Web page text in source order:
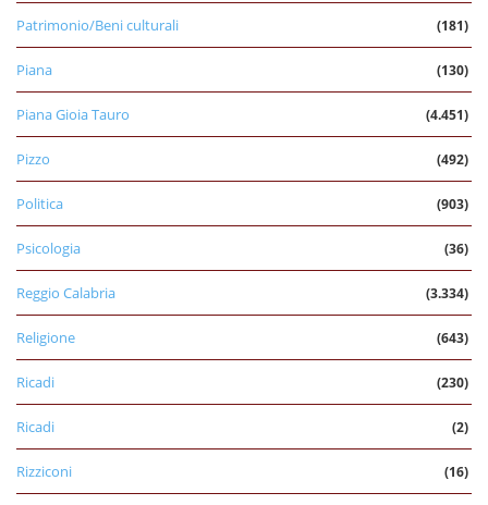
Patrimonio/Beni culturali (181)
Piana (130)
Piana Gioia Tauro (4.451)
Pizzo (492)
Politica (903)
Psicologia (36)
Reggio Calabria (3.334)
Religione (643)
Ricadi (230)
Ricadi (2)
Rizziconi (16)